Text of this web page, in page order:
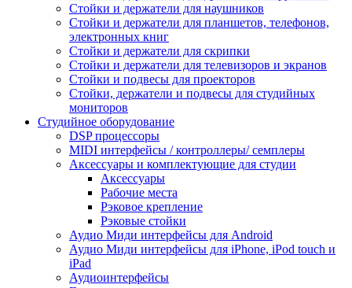
Стойки и держатели для наушников
Стойки и держатели для планшетов, телефонов,
электронных книг
Стойки и держатели для скрипки
Стойки и держатели для телевизоров и экранов
Стойки и подвесы для проекторов
Стойки, держатели и подвесы для студийных
мониторов
Студийное оборудование
DSP процессоры
MIDI интерфейсы / контроллеры/ семплеры
Аксессуары и комплектующие для студии
Аксессуары
Рабочие места
Рэковое крепление
Рэковые стойки
Аудио Миди интерфейсы для Android
Аудио Миди интерфейсы для iPhone, iPod touch и
iPad
Аудиоинтерфейсы